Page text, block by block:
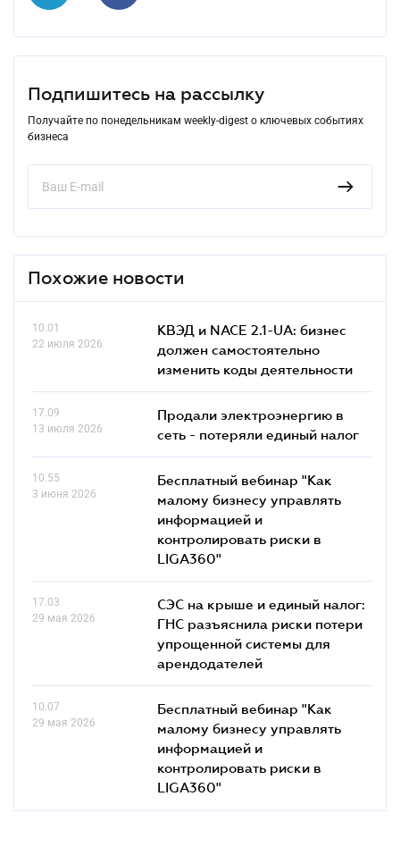
Подпишитесь на рассылку
Получайте по понедельникам weekly-digest о ключевых событиях
бизнеса
Похожие новости
10.01
22 июля 2026
КВЭД и NACE 2.1-UA: бизнес
должен самостоятельно
изменить коды деятельности
17.09
13 июля 2026
Продали электроэнергию в
сеть - потеряли единый налог
10.55
3 июня 2026
Бесплатный вебинар "Как
малому бизнесу управлять
информацией и
контролировать риски в
LIGA360"
17.03
29 мая 2026
СЭС на крыше и единый налог:
ГНС разъяснила риски потери
упрощенной системы для
арендодателей
10.07
29 мая 2026
Бесплатный вебинар "Как
малому бизнесу управлять
информацией и
контролировать риски в
LIGA360"